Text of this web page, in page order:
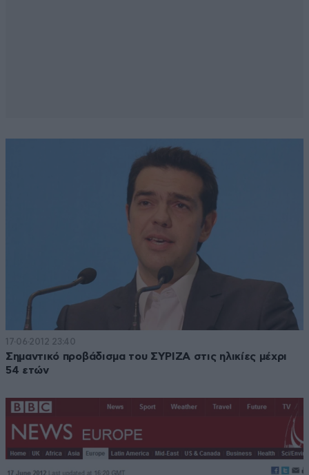
17·06·2012 23:40
Σημαντικό προβάδισμα του ΣΥΡΙΖΑ στις ηλικίες μέχρι
54 ετών